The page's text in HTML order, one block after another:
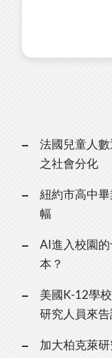
法國兒童人
之社會分化
紐約市高中
幅
AI進入校園
本？
美國K-12學
研究人員來告
加大柏克萊